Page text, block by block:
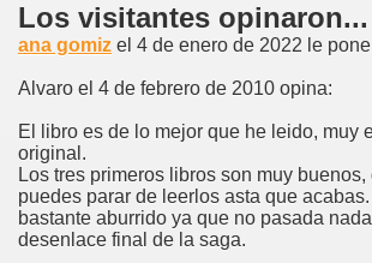
Los visitantes opinaron...
ana gomiz el 4 de enero de 2022 le
Alvaro el 4 de febrero de 2010 opina:
El libro es de lo mejor que he leido, muy
original.
Los tres primeros libros son muy
puedes parar de leerlos asta que
bastante aburrido ya que no pasada
desenlace final de la saga.